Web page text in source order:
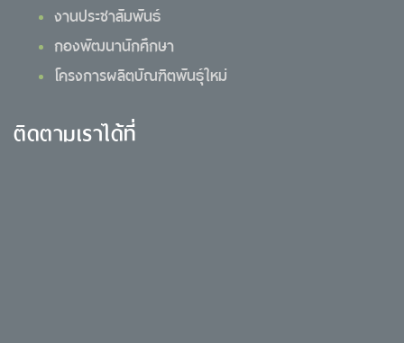
งานประชาสัมพันธ์
กองพัฒนานักศึกษา
โครงการผลิตบัณฑิตพันธุ์ใหม่
ติดตามเราได้ที่